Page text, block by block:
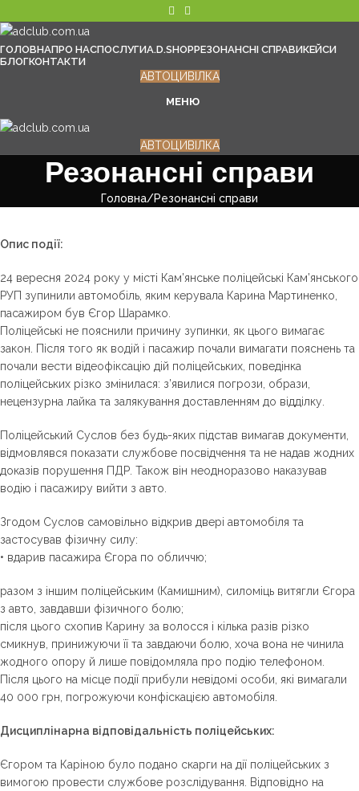
ГОЛОВНАПРО НАСПОСЛУГИA.D.SHOPРЕЗОНАНСНІ СПРАВИКЕЙСИ
БЛОГКОНТАКТИ
АВТОЦИВІЛКА
МЕНЮ
АВТОЦИВІЛКА
Резонансні справи
Головна Резонансні справи
Опис події:
24 вересня 2024 року у місті Кам’янське поліцейські Кам’янського
РУП зупинили автомобіль, яким керувала Карина Мартиненко,
пасажиром був Єгор Шарамко.
Поліцейські не пояснили причину зупинки, як цього вимагає
закон. Після того як водій і пасажир почали вимагати пояснень та
почали вести відеофіксацію дій поліцейських, поведінка
поліцейських різко змінилася: з’явилися погрози, образи,
нецензурна лайка та залякування доставленням до відділку.
Поліцейський Суслов без будь-яких підстав вимагав документи,
відмовлявся показати службове посвідчення та не надав жодних
доказів порушення ПДР. Також він неодноразово наказував
водію і пасажиру вийти з авто.
Згодом Суслов самовільно відкрив двері автомобіля та
застосував фізичну силу:
• вдарив пасажира Єгора по обличчю;
разом з іншим поліцейським (Камишним), силоміць витягли Єгора
з авто, завдавши фізичного болю;
після цього схопив Карину за волосся і кілька разів різко
смикнув, принижуючи її та завдаючи болю, хоча вона не чинила
жодного опору й лише повідомляла про подію телефоном.
Після цього на місце події прибули невідомі особи, які вимагали
40 000 грн, погрожуючи конфіскацією автомобіля.
Дисциплінарна відповідальність поліцейських:
Єгором та Каріною було подано скарги на дії поліцейських з
вимогою провести службове розслідування. Відповідно на